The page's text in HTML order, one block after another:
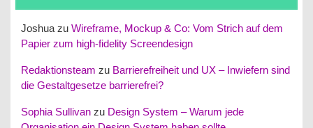
Joshua zuWireframe, Mockup & Co: Vom Strich auf dem
Papier zum high-fidelity Screendesign
Redaktionsteam zu Barrierefreiheit und UX – Inwiefern sind
die Gestaltgesetze barrierefrei?
Sophia Sullivan zu Design System – Warum jede